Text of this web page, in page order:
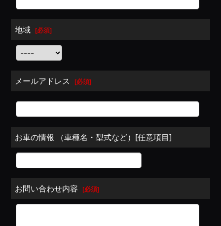
地域 [必須]
メールアドレス [必須]
お車の情報 （車種名・型式など）[任意項目]
お問い合わせ内容 [必須]